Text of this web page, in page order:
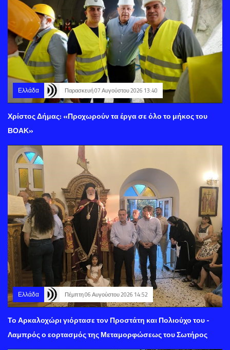
Ελλάδα Παρασκευή 07 Αυγούστου 2026 13:40
Χρίστος Δήμας: «Προχωρούν τα έργα σε όλο το μήκος του
ΒΟΑΚ»
Ελλάδα Πέμπτη 06 Αυγούστου 2026 14:52
Το Αρκαλοχώρι γιόρτασε τον Προστάτη και Πολιούχο του -
Λαμπρός ο εορτασμός της Μεταμορφώσεως του Σωτήρος